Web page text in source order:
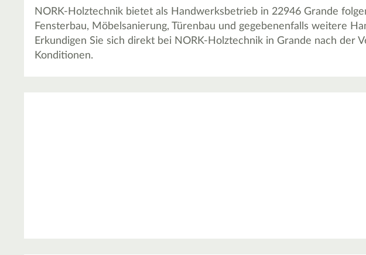
NORK-Holztechnik bietet als Handwerksbetrieb in 22946 Grande
Fensterbau, Möbelsanierung, Türenbau und gegebenenfalls weitere
Erkundigen Sie sich direkt bei NORK-Holztechnik in Grande nach der
Konditionen.